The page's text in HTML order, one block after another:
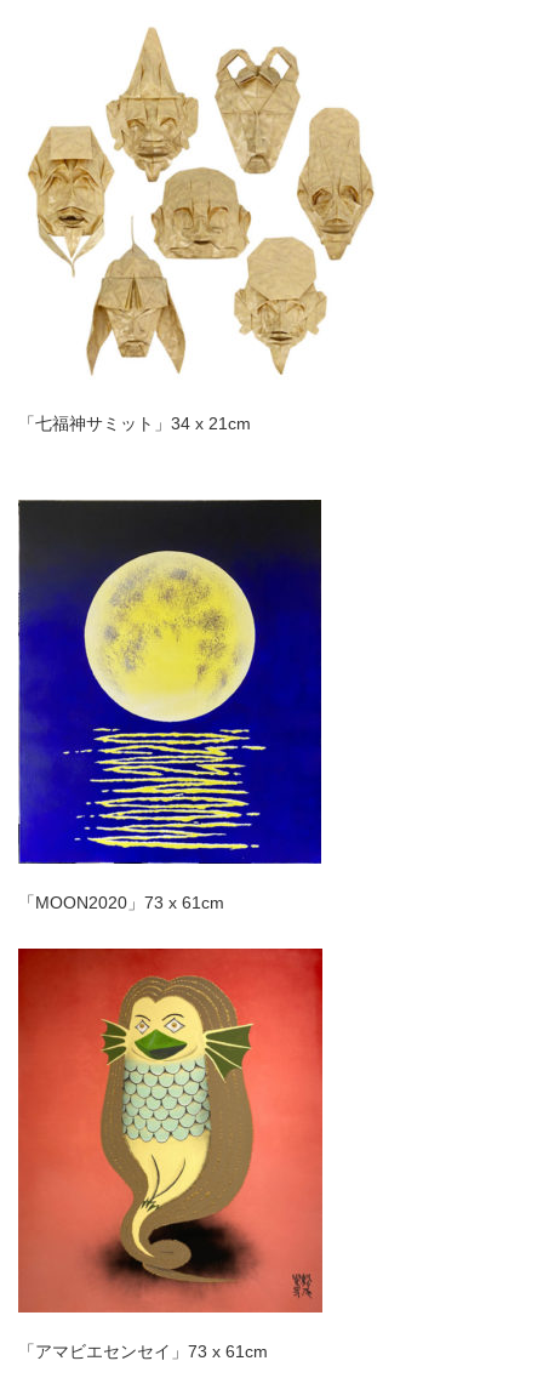
「七福神サミット」34 x 21cm
「MOON2020」73 x 61cm
「アマビエセンセイ 」73 x 61cm